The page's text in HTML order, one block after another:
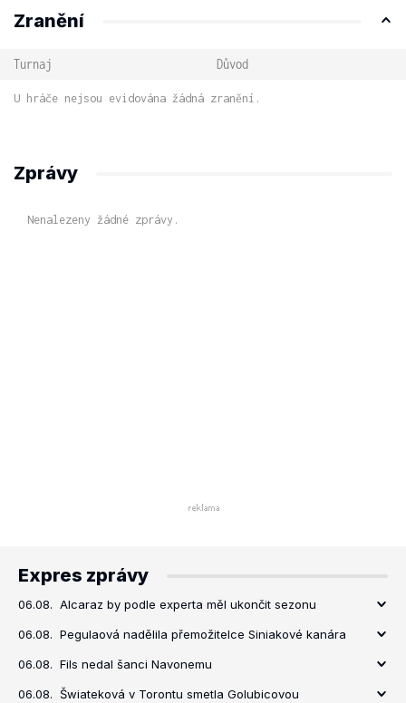
Zranění
Turnaj Důvod
U hráče nejsou evidována žádná zranění.
Zprávy
Nenalezeny žádné zprávy.
Expres zprávy
06.08. Alcaraz by podle experta měl ukončit sezonu
06.08. Pegulaová nadělila přemožitelce Siniakové kanára
06.08. Fils nedal šanci Navonemu
06.08. Šwiateková v Torontu smetla Golubicovou